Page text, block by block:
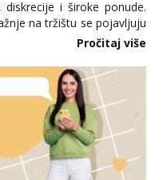
i široke ponude.
na tržištu se pojavljuju
internetske
Pročitaj više